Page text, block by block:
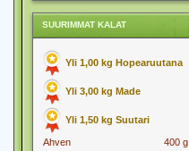
SUURIMMAT KALAT
Yli 1,00 kg Hopearuutana
Yli 3,00 kg Made
Yli 1,50 kg Suutari
Ahven
400 g